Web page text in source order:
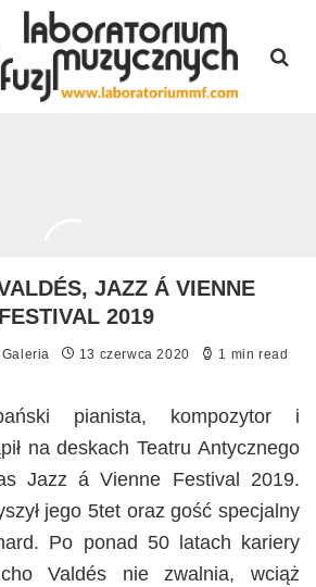
JAZZ Á VIENNE
FESTIVAL 2019
Galeria 13 czerwca 2020 1 min read
pianista, kompozytor i
na deskach Teatru Antycznego
Jazz á Vienne Festival 2019.
jego 5tet oraz gość specjalny
Po ponad 50 latach kariery
Valdés nie zwalnia, wciąż